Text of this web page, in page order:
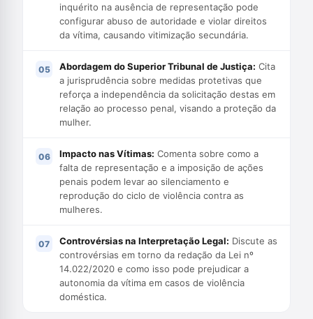
inquérito na ausência de representação pode
configurar abuso de autoridade e violar direitos
da vítima, causando vitimização secundária.
Abordagem do Superior Tribunal de Justiça: Cita
a jurisprudência sobre medidas protetivas que
reforça a independência da solicitação destas em
relação ao processo penal, visando a proteção da
mulher.
Impacto nas Vítimas: Comenta sobre como a
falta de representação e a imposição de ações
penais podem levar ao silenciamento e
reprodução do ciclo de violência contra as
mulheres.
Controvérsias na Interpretação Legal: Discute as
controvérsias em torno da redação da Lei nº
14.022/2020 e como isso pode prejudicar a
autonomia da vítima em casos de violência
doméstica.